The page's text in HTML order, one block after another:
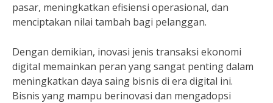
pasar, meningkatkan efisiensi operasional, dan
menciptakan nilai tambah bagi pelanggan.
Dengan demikian, inovasi jenis transaksi ekonomi
digital memainkan peran yang sangat penting dalam
meningkatkan daya saing bisnis di era digital ini.
Bisnis yang mampu berinovasi dan mengadopsi